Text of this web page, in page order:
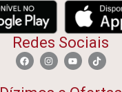
Redes Sociais